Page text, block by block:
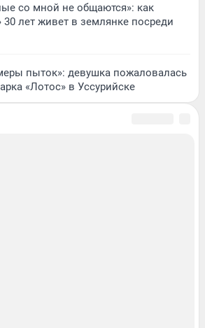
со мной не общаются»: как
лет живет в землянке посреди
пыток»: девушка пожаловалась
«Лотос» в Уссурийске